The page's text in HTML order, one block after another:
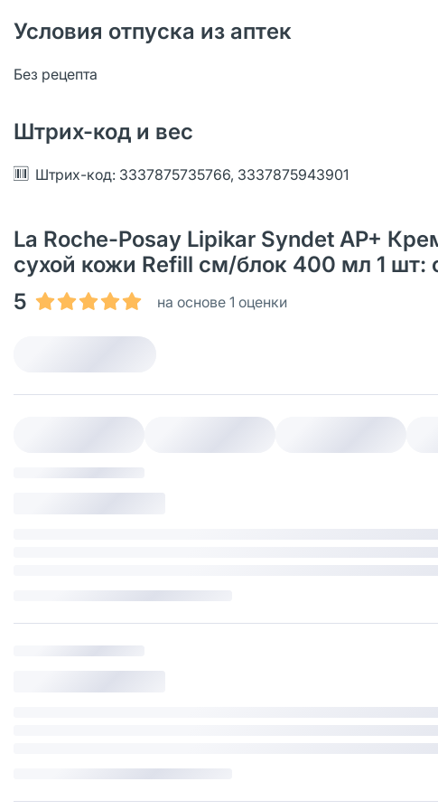
Условия отпуска из аптек
Без рецепта
Штрих-код и вес
Штрих-код: 3337875735766, 3337875943901
La Roche-Posay Lipikar Syndet AP+
сухой кожи Refill см/блок 400 мл 1 шт:
5
на основе 1 оценки